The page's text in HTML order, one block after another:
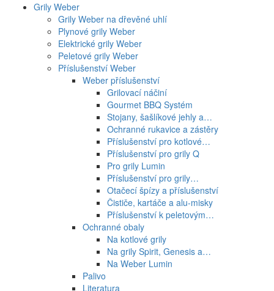
Grily Weber
Grily Weber na dřevěné uhlí
Plynové grily Weber
Elektrické grily Weber
Peletové grily Weber
Příslušenství Weber
Weber příslušenství
Grilovací náčiní
Gourmet BBQ Systém
Stojany, šašlíkové jehly a…
Ochranné rukavice a zástěry
Příslušenství pro kotlové…
Příslušenství pro grily Q
Pro grily Lumin
Příslušenství pro grily…
Otačecí špízy a příslušenství
Čističe, kartáče a alu-misky
Příslušenství k peletovým…
Ochranné obaly
Na kotlové grily
Na grily Spirit, Genesis a…
Na Weber Lumin
Palivo
Literatura